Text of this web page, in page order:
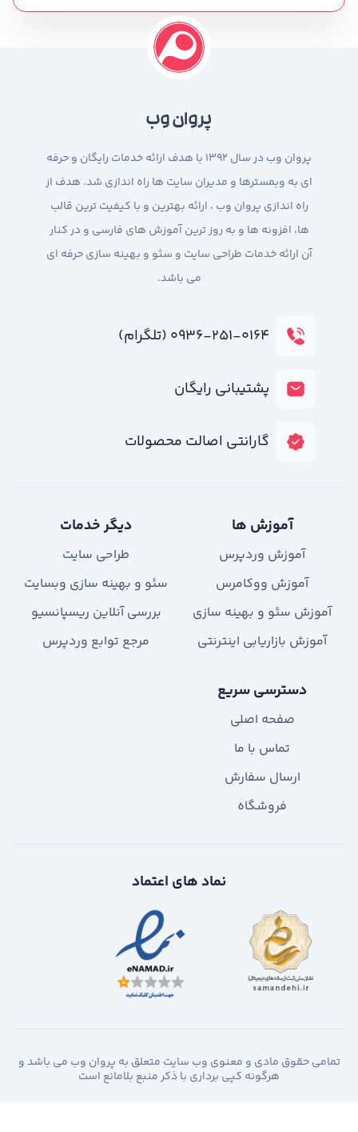
پروان وب
پروان وب در سال 1392 با هدف ارائه خدمات رایگان و حرفه
ای به وبمسترها و مدیران سایت ها راه اندازی شد. هدف از
راه اندازی پروان وب ، ارائه بهترین و با کیفیت ترین قالب
ها، افزونه ها و به روز ترین آموزش های فارسی و در کنار
آن ارائه خدمات طراحی سایت و سئو و بهینه سازی حرفه ای
می باشد.
۰۹۳۶-۲۵۱-۰۱۶۴ (تلگرام)
پشتیبانی رایگان
گارانتی اصالت محصولات
آموزش ها
آموزش وردپرس
آموزش ووکامرس
آموزش سئو و بهینه سازی
آموزش بازاریابی اینترنتی
دیگر خدمات
طراحی سایت
سئو و بهینه سازی وبسایت
بررسی آنلاین ریسپانسیو
مرجع توابع وردپرس
دسترسی سریع
صفحه اصلی
تماس با ما
ارسال سفارش
فروشگاه
نماد های اعتماد
تمامی حقوق مادی و معنوی وب سایت متعلق به پروان وب می باشد و
هرگونه کپی برداری با ذکر منبع بلامانع است